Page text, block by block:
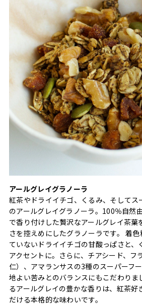
アールグレイグラノーラ
紅茶やドライイチゴ、くるみ、そしてス
のアールグレイグラノーラ。100％自然
で香り付けした贅沢なアールグレイ茶葉
さを控えめにしたグラノーラです。 着
ていないドライイチゴの甘酸っぱさと、
アクセントに。さらに、チアシード、フ
仁）、アマランサスの3種のスーパーフ
地よい苦みとのバランスにもこだわりま
るアールグレイの豊かな香りは、紅茶好
だける本格的な味わいです。